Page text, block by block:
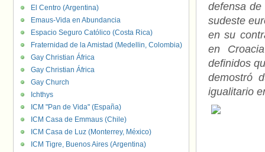
defensa
sudeste
en su
en
definidos
demostró
igualitario
El Centro (Argentina)
Emaus-Vida en Abundancia
Espacio Seguro Católico (Costa Rica)
Fraternidad de la Amistad (Medellin, Colombia)
Gay Christian África
Gay Christian África
Gay Church
Ichthys
ICM "Pan de Vida" (España)
ICM Casa de Emmaus (Chile)
ICM Casa de Luz (Monterrey, México)
ICM Tigre, Buenos Aires (Argentina)